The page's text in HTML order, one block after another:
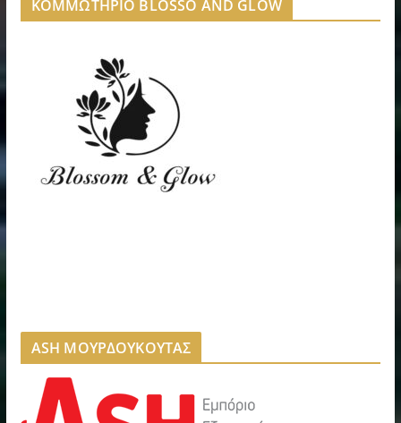
ΚΟΜΜΩΤΗΡΙΟ BLOSSO AND GLOW
ASH ΜΟΥΡΔΟΥΚΟΥΤΑΣ